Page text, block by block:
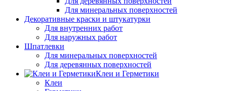
Для минеральных поверхностей
Декоративные краски и штукатурки
Для внутренних работ
Для наружных работ
Шпатлевки
Для минеральных поверхностей
Для деревянных поверхностей
Клеи и Герметики
Клеи